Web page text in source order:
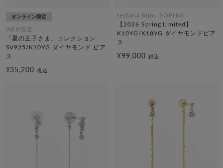
オンライン限定
WEB限定
「星の王子さま」コレクション
SV925/K10YG ダイヤモンド ピア
ス
¥35,200税込
festaria bijou SOPHIA
【2026 Spring Limited】
K10YG/K18YG ダイヤモンドピア
ス
¥99,000 税込